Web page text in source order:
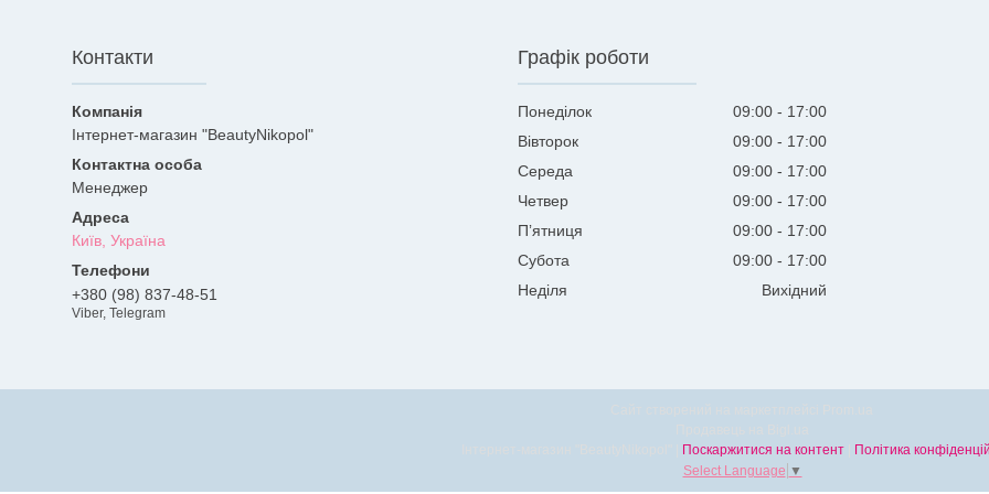
Контакти
Інтернет-магазин "BeautyNikopol"
Менеджер
Київ, Україна
+380 (98) 837-48-51
Viber, Telegram
Графік роботи
Понеділок 09:00
17:00
Вівторок
09:00
17:00
Середа
09:00
17:00
Четвер
09:00
17:00
Пʼятниця
09:00
17:00
Субота
09:00
17:00
Неділя
Вихідний
Поскаржитися на контент
Політика
Select Language ▼